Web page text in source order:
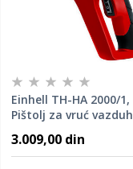
Einhell TH-HA 2000/1,
Pištolj za vruć vazduh
3.009,00 din